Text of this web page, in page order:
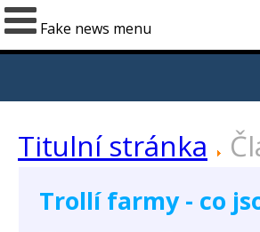
Fake news menu
Titulní stránka
Trollí farmy - co